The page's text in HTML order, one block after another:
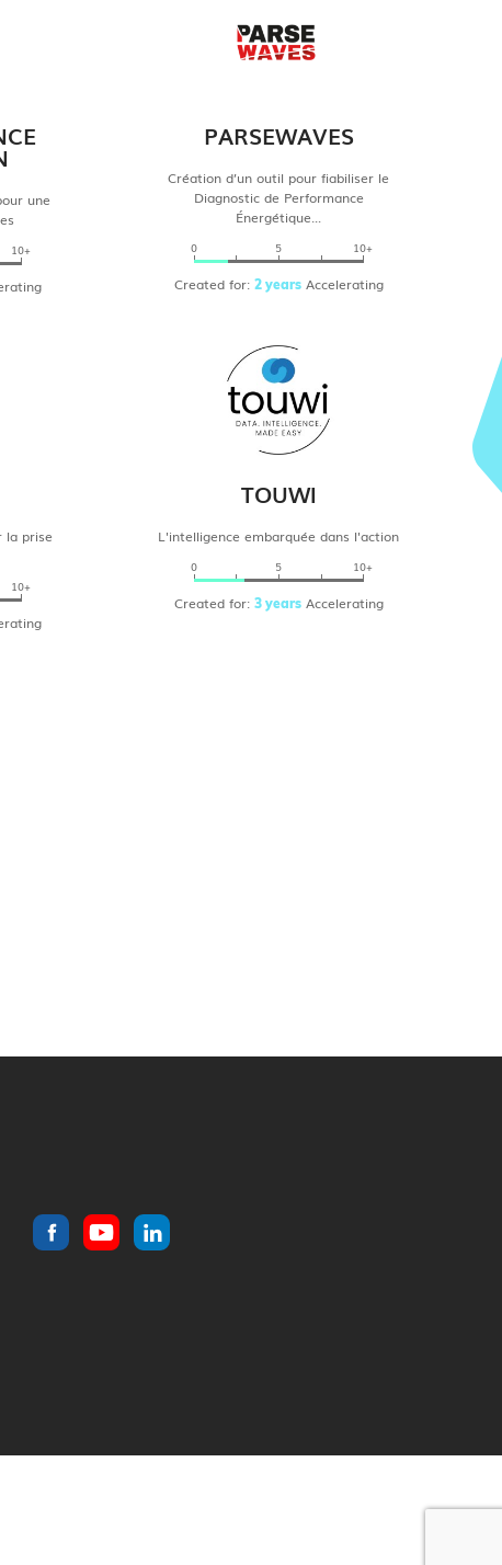
une
10+
PARSEWAVES
Création d’un outil pour fiabiliser le
Diagnostic de Performance
Énergétique...
0 5 10+
Created for: 2 yearsAccelerating
la prise
10+
TOUWI
L'intelligence embarquée dans l'action
0 5 10+
Created for: 3 yearsAccelerating